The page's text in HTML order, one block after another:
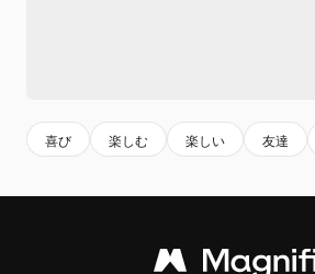
喜び 楽しむ 楽しい 友達